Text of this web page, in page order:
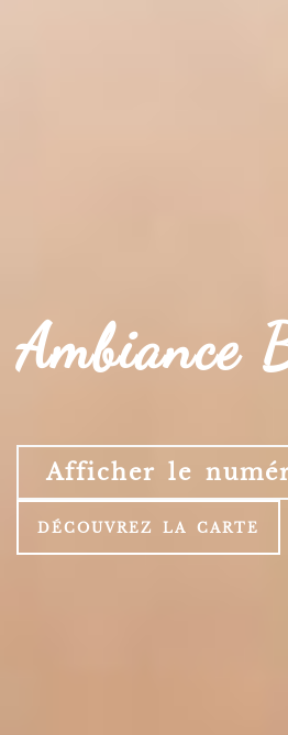
Ambiance
Afficher le
DÉCOUVREZ LA CARTE